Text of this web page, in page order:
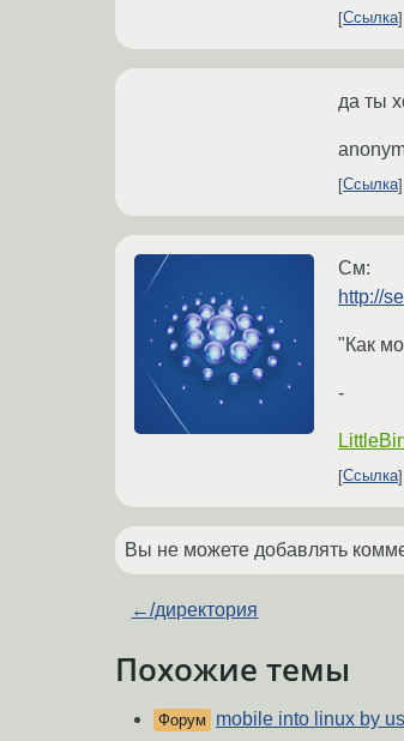
Ссылка
да ты
Ссылка
См:
http://
"Как
-
Ссылка
Вы не можете добавлять
←/директория
Похожие темы
Форум mobile into linux by